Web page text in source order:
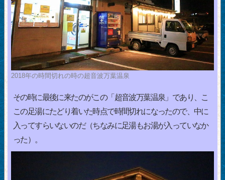
2018年の時間切れの時の超音波万葉温泉
その時に最後に来たのがこの「超音波万葉温泉」であり、こ
この足湯にたどり着いた時点で時間切れになったので、中に
入ってすらいないのだ（ちなみに足湯もお湯が入っていなか
った）。